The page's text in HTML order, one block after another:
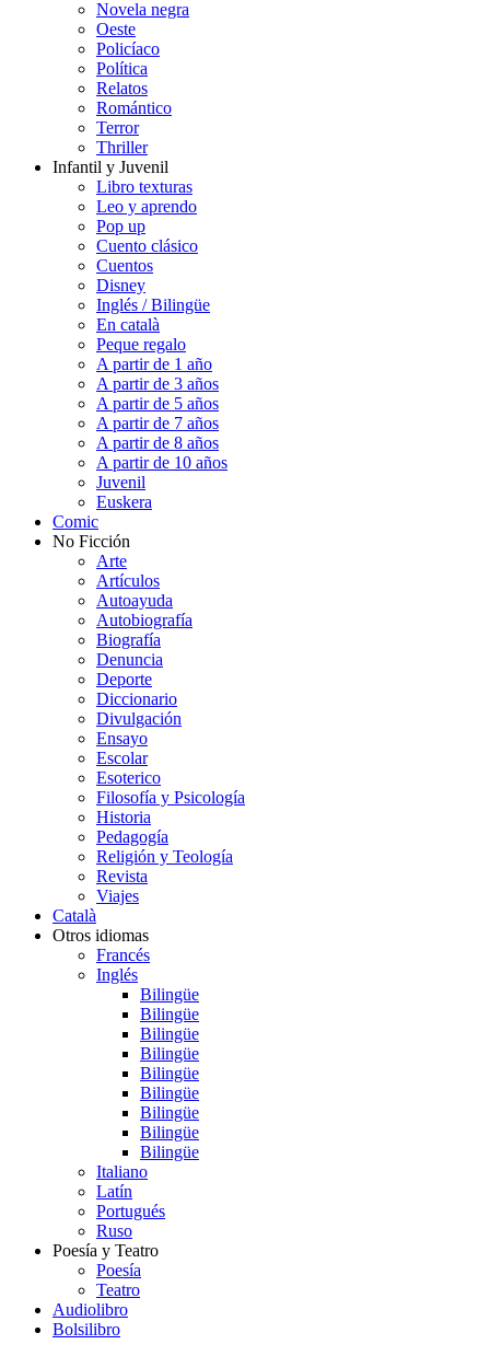
Novela negra
Oeste
Policíaco
Política
Relatos
Romántico
Terror
Thriller
Infantil y Juvenil
Libro texturas
Leo y aprendo
Pop up
Cuento clásico
Cuentos
Disney
Inglés / Bilingüe
En català
Peque regalo
A partir de 1 año
A partir de 3 años
A partir de 5 años
A partir de 7 años
A partir de 8 años
A partir de 10 años
Juvenil
Euskera
Comic
No Ficción
Arte
Artículos
Autoayuda
Autobiografía
Biografía
Denuncia
Deporte
Diccionario
Divulgación
Ensayo
Escolar
Esoterico
Filosofía y Psicología
Historia
Pedagogía
Religión y Teología
Revista
Viajes
Català
Otros idiomas
Francés
Inglés
Bilingüe
Bilingüe
Bilingüe
Bilingüe
Bilingüe
Bilingüe
Bilingüe
Bilingüe
Bilingüe
Italiano
Latín
Portugués
Ruso
Poesía y Teatro
Poesía
Teatro
Audiolibro
Bolsilibro